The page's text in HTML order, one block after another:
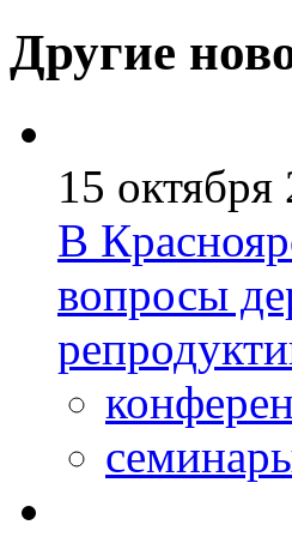
Другие
15 октября
В
вопросы